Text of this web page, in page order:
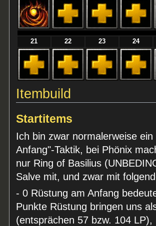
21 22 23 24
Itembuild
Startitems
Ich bin zwar normalerweise
Anfang"-Taktik, bei Phönix
nur Ring of Basilius
Salve mit, und zwar mit
- 0 Rüstung am Anfang
Punkte Rüstung bringen uns
(entsprächen 57 bzw. 104